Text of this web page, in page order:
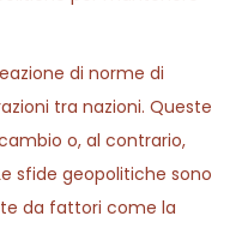
di norme di
tra nazioni. Queste
o, al contrario,
sfide geopolitiche sono
da fattori come la